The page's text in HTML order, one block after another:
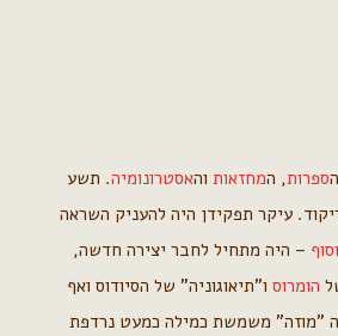
ספרות, המחזאות והאסטרונומיה. תשע
עיקר תפקידן היה להעניק השראה
– היה מתחיל לחבר יצירה חדשה,
הומרוס ו"תיאוגוניה" של הסיודוס ואף
"מוזה" משמשת כמילה כמעט נרדפת